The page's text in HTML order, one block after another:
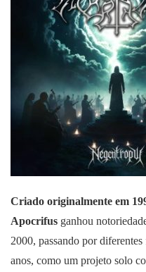
Criado originalmente em
Apocrifus ganhou
2000, passando por
anos, como um projeto solo